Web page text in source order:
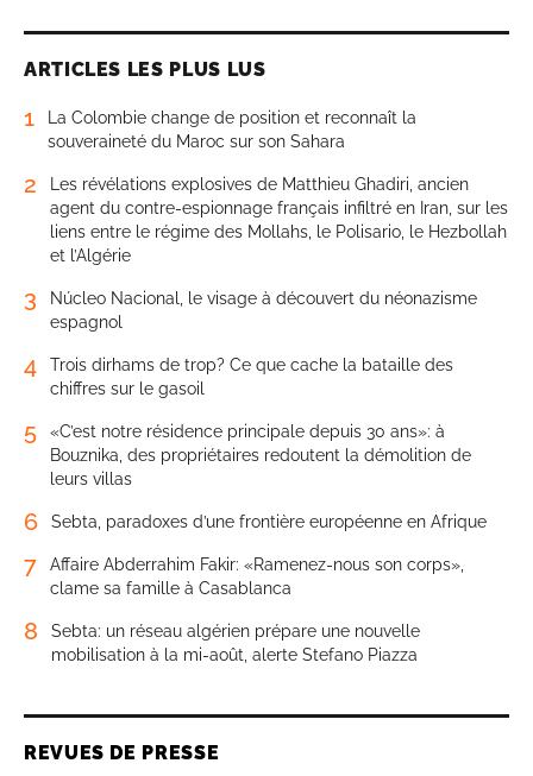
ARTICLES LES PLUS LUS
1
La Colombie change de position et reconnaît la
souveraineté du Maroc sur son Sahara
2
Les révélations explosives de Matthieu Ghadiri, ancien
agent du contre-espionnage français infiltré en Iran, sur les
liens entre le régime des Mollahs, le Polisario, le Hezbollah
et l’Algérie
3
Núcleo Nacional, le visage à découvert du néonazisme
espagnol
4
Trois dirhams de trop? Ce que cache la bataille des
chiffres sur le gasoil
5
«C’est notre résidence principale depuis 30 ans»: à
Bouznika, des propriétaires redoutent la démolition de
leurs villas
6 Sebta, paradoxes d’une frontière européenne en Afrique
7
Affaire Abderrahim Fakir: «Ramenez-nous son corps»,
clame sa famille à Casablanca
8
Sebta: un réseau algérien prépare une nouvelle
mobilisation à la mi-août, alerte Stefano Piazza
REVUES DE PRESSE